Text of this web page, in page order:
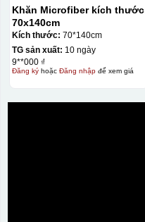
Khăn Microfiber kích thước
70x140cm
Kích thước: 70*140cm
TG sản xuất: 10 ngày
9**000 ₫
Đăng kýhoặc Đăng nhậpđể xem giá